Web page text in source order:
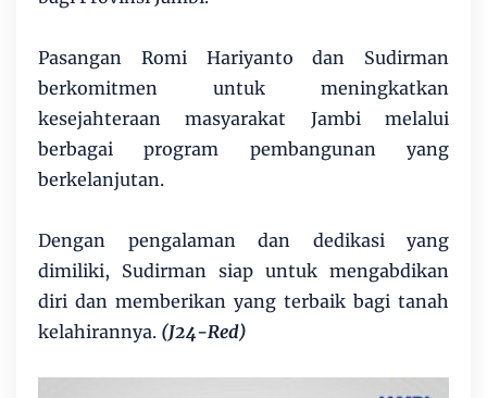
Pasangan Romi Hariyanto dan Sudirman
berkomitmen untuk meningkatkan
kesejahteraan masyarakat Jambi melalui
berbagai program pembangunan yang
berkelanjutan.
Dengan pengalaman dan dedikasi yang
dimiliki, Sudirman siap untuk mengabdikan
diri dan memberikan yang terbaik bagi tanah
kelahirannya. (J24-Red)